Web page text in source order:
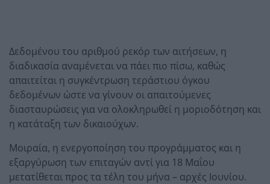
Δεδομένου του αριθμού ρεκόρ των αιτήσεων, η
διαδικασία αναμένεται να πάει πιο πίσω, καθώς
απαιτείται η συγκέντρωση τεράστιου όγκου
δεδομένων ώστε να γίνουν οι απαιτούμενες
διασταυρώσεις για να ολοκληρωθεί η μοριοδότηση και
η κατάταξη των δικαιούχων.
Μοιραία, η ενεργοποίηση του προγράμματος και η
εξαργύρωση των επιταγών αντί για 18 Μαΐου
μετατίθεται προς τα τέλη του μήνα – αρχές Ιουνίου.